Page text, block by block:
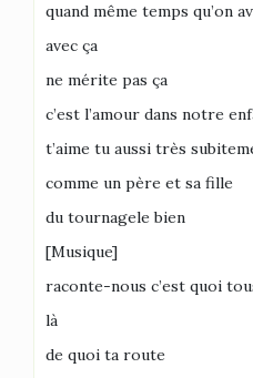
quand même temps qu’on
avec ça
ne mérite pas ça
c’est l’amour dans notre
t’aime tu aussi très
comme un père et sa fille
du tournagele bien
[Musique]
raconte-nous c’est quoi
là
de quoi ta route